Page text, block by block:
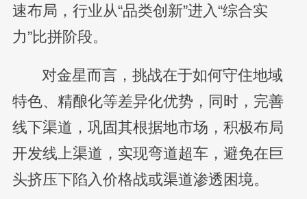
速布局，行业从“品类创新”进入“综合实
力”比拼阶段。
对金星而言，挑战在于如何守住地域
特色、精酿化等差异化优势，同时，完善
线下渠道，巩固其根据地市场，积极布局
开发线上渠道，实现弯道超车，避免在巨
头挤压下陷入价格战或渠道渗透困境。